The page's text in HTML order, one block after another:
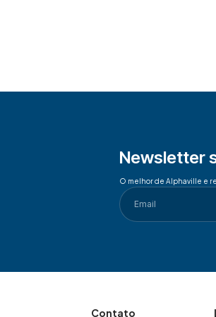
Newsletter
O melhor de Alphaville e
Contato